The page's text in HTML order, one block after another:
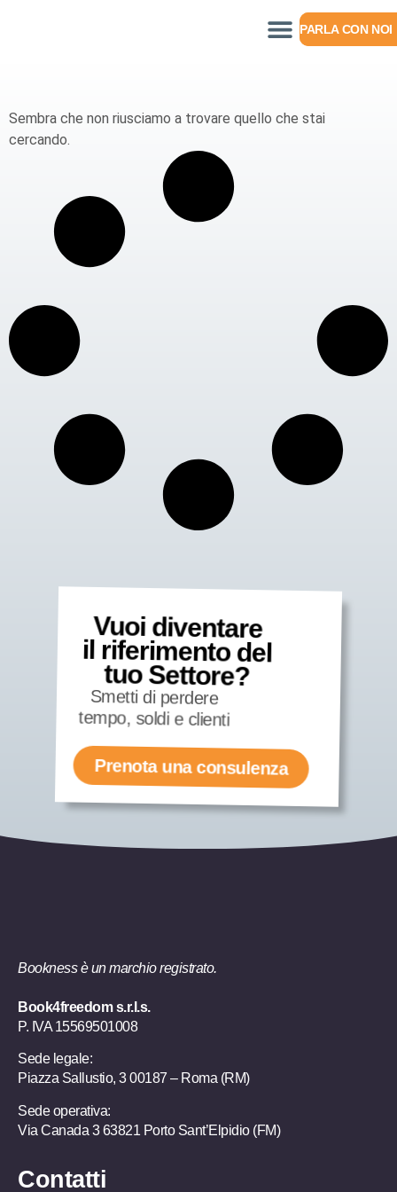
PARLA CON NOI
Sembra che non riusciamo a trovare quello che stai
cercando.
Vuoi diventare
il riferimento del
tuo Settore?
Smetti di perdere
tempo, soldi e clienti
Prenota una consulenza
Bookness è un marchio registrato.
Book4freedom s.r.l.s.
P. IVA ​15569501008
Sede legale:
Piazza Sallustio, 3 00187 – Roma (RM)
Sede operativa:
Via Canada 3 63821 Porto Sant’Elpidio (FM)
Contatti